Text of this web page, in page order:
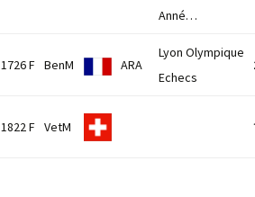
Anné…
1726 F BenM ARA
Lyon Olympique
Echecs
1822 F VetM